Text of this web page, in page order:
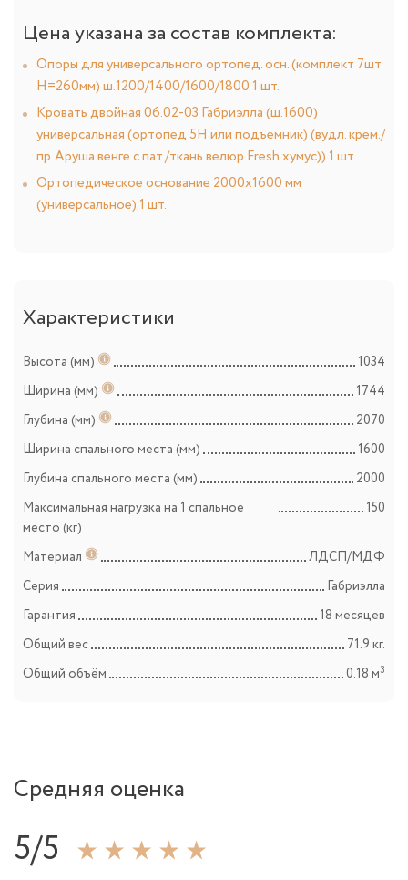
Цена указана за состав комплекта:
Опоры для универсального ортопед. осн. (комплект 7шт
Н=260мм) ш.1200/1400/1600/1800 1 шт.
Кровать двойная 06.02-03 Габриэлла (ш.1600)
универсальная (ортопед 5Н или подъемник) (вудл. крем./
пр.Аруша венге с пат./ткань велюр Fresh хумус)) 1 шт.
Ортопедическое основание 2000х1600 мм
(универсальное) 1 шт.
Характеристики
Высота (мм)
1034
Ширина (мм)
1744
Глубина (мм)
2070
Ширина спального места (мм)
1600
Глубина спального места (мм)
2000
Максимальная нагрузка на 1 спальное
место (кг)
150
Материал
ЛДСП/МДФ
Серия
Габриэлла
Гарантия
18 месяцев
Общий вес
71.9 кг.
Общий объём
0.18 м3
Средняя оценка
5/5